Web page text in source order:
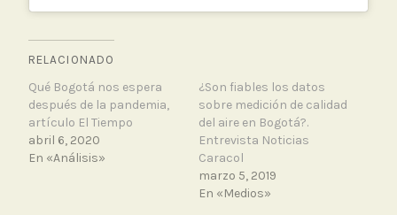
RELACIONADO
Qué Bogotá nos espera
después de la pandemia,
artículo El Tiempo
abril 6, 2020
En «Análisis»
¿Son fiables los datos
sobre medición de calidad
del aire en Bogotá?.
Entrevista Noticias
Caracol
marzo 5, 2019
En «Medios»